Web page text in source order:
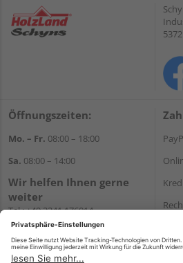
Öffnungszeiten:
Mo. – Fr. 08:00 – 18:00
Sa. 08:00 – 14:00
Wir helfen Ihnen gerne
weiter
Tel.:+49 2241 176014
E-Mail:shopbestellung@holz-
schyns.de